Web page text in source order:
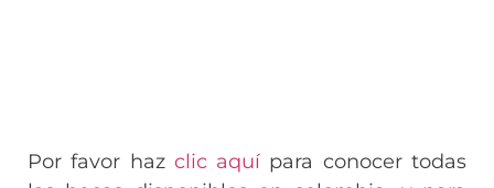
Por favor haz clic aquí para conocer todas